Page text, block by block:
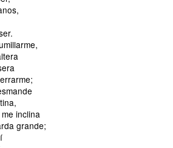
inclina
grande;